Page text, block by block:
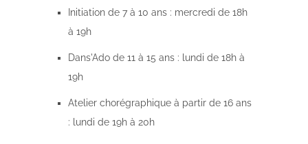
Initiation de 7 à 10 ans : mercredi de 18h
à 19h
Dans'Ado de 11 à 15 ans : lundi de 18h à
19h
Atelier chorégraphique à partir de 16 ans
: lundi de 19h à 20h